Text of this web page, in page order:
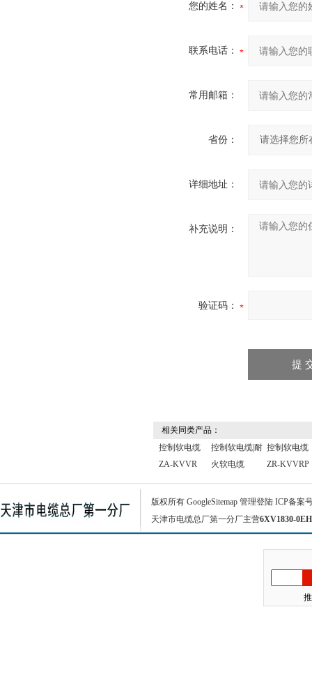
您的姓名：
联系电话：
常用邮箱：
省份：
详细地址：
补充说明：
验证码：
相关同类产品：
控制软电缆
ZA-KVVR
控制软电缆|耐
火软电缆
控制软电缆
ZR-KVVRP
版权所有 GoogleSitemap 管理登陆 ICP备案
天津市电缆总厂第一分厂主营6XV1830-